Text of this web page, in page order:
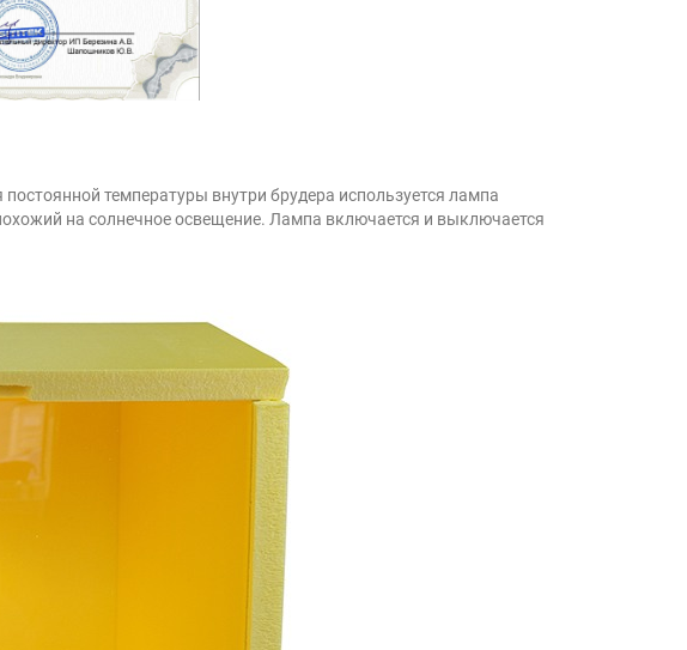
температуры внутри брудера используется лампа
на солнечное освещение. Лампа включается и выключается